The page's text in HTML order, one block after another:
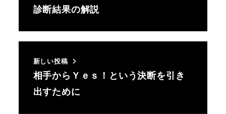
診断結果の解説
新しい投稿
相手からＹｅｓ！という決断を引き
出すために